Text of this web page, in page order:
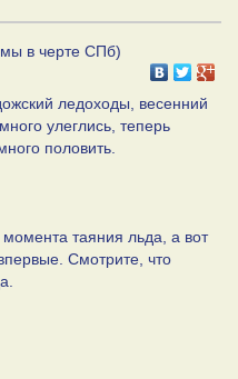
в черте СПб)
ледоходы, весенний
улеглись, теперь
половить.
таяния льда, а вот
Смотрите, что